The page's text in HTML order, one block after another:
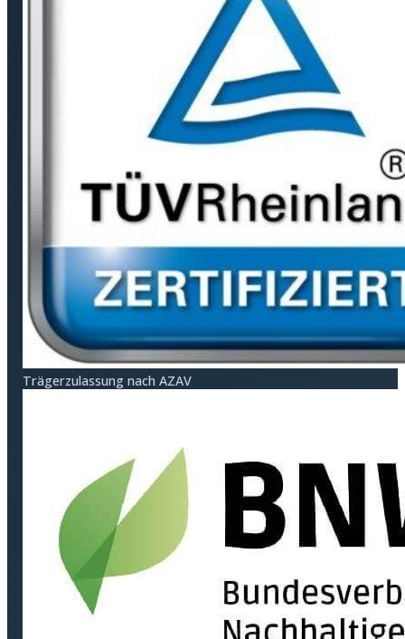
Träger­zulassung nach AZAV